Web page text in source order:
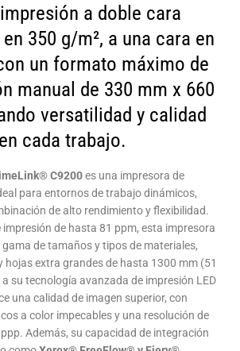
a doble cara
350 g/m², a una cara en
un formato máximo de
manual de 330 mm x 660
versatilidad y calidad
en cada trabajo.
C9200es una impresora de
para entornos de trabajo dinámicos,
de alto rendimiento y flexibilidad.
impresión de hasta 81 ppm, esta impresora
de tamaños y tipos de materiales,
hojas extra grandes de hasta 1300 mm (51
su tecnología avanzada de impresión LED
una calidad de imagen superior, con
a color impecables y una resolución de
Además, su capacidad de integración